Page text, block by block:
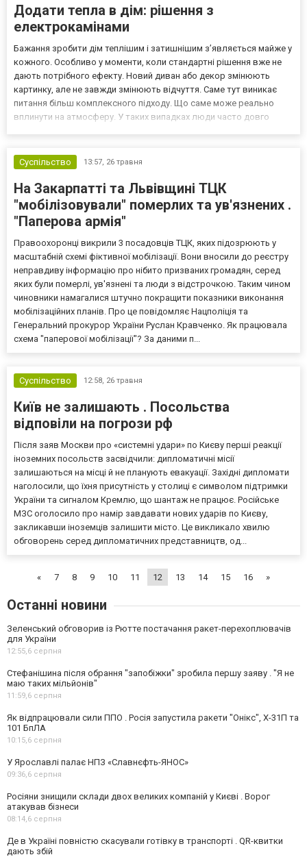
Додати тепла в дім: рішення з
електрокамінами
Бажання зробити дім теплішим і затишнішим з’являється майже у
кожного. Особливо у моменти, коли стандартні рішення вже не
дають потрібного ефекту. Новий диван або декор змінюють
картинку, але не завжди змінюють відчуття. Саме тут виникає
питання більш комплексного підходу. Що саме може реально
вплинути на атмосферу. У таких випадках люди часто довго
Суспільство
13:57, 26 травня
На Закарпатті та Львівщині ТЦК
"мобілізовували" померлих та ув'язнених .
"Паперова армія"
Правоохоронці викрили 3 посадовців ТЦК, яких підозрюють у
масштабній схемі фіктивної мобілізації. Вони вносили до реєстру
неправдиву інформацію про нібито призваних громадян, серед
яких були померлі, ув'язнені та люди з відстрочкою. Таким чином
чиновники намагалися штучно покращити показники виконання
мобілізаційних планів. Про це повідомляє Нацполіція та
Генеральний прокурор України Руслан Кравченко. Як працювала
схема "паперової мобілізації"? За даними п...
Суспільство 12:58, 26 травня
Київ не залишають . Посольства
відповіли на погрози рф
Після заяв Москви про «системні удари» по Києву перші реакції
іноземних посольств засвідчили: дипломатичні місії
залишаються на місці й не планують евакуації. Західні дипломати
наголосили, що їхня присутність у столиці є символом підтримки
України та сигналом Кремлю, що шантаж не працює. Російське
МЗС оголосило про намір завдавати нових ударів по Києву,
закликавши іноземців залишити місто. Це викликало хвилю
обговорень серед дипломатичних представництв, од...
« 7 8 9 10 11 12 13 14 15 16 »
Останні новини
Зеленський обговорив із Рютте постачання ракет-перехоплювачів
для України
12:55,6 серпня
Стефанішина після обрання "запобіжки" зробила першу заяву . "Я не
маю таких мільйонів"
11:59,6 серпня
Як відпрацювали сили ППО . Росія запустила ракети "Онікс", Х-31П та
101 БпЛА
10:15,6 серпня
У Ярославлі палає НПЗ «Славнєфть-ЯНОС»
09:36,6 серпня
Росіяни знищили склади двох великих компаній у Києві . Ворог
атакував бізнеси
08:14,6 серпня
Де в Україні повністю скасували готівку в транспорті . QR-квитки
дають збій